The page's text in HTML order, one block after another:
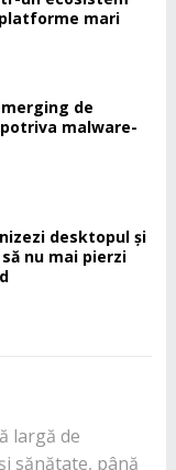
mari
de
malware-
desktopul și
nu mai pierzi
largă de
sănătate, până